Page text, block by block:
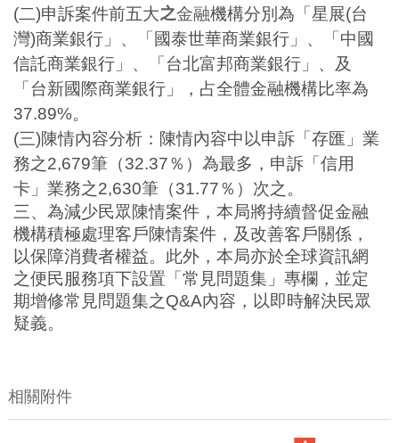
(二)申訴案件前五大之金融機構分別為 「星展(台
灣)商業銀行」 、 「國泰世華商業銀行」 、
「中國
信託商業銀行」 、 「台北富邦商業銀行」 、 及
「台新國際商業銀行」，占全體金融機構比率為
37.89%。
(三)陳情內容分析：陳情內容中以申訴「存匯」業
務之2,679筆（32.37％）為最多，申訴「信用
卡」業務之2,630筆（31.77％）次之。
三、為減少民眾陳情案件，本局將持續督促金融
機構積極處理客戶陳情案件，及改善客戶關係，
以保障消費者權益。此外，本局亦於全球資訊網
之便民服務項下設置「常見問題集」專欄，並定
期增修常見問題集之Q&A內容，以即時解決民眾
疑義。
相關附件